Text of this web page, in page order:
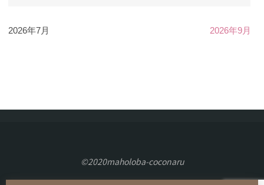
2026年7月 2026年9月
©2020maholoba-coconaru